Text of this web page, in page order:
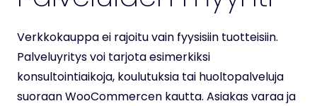
Verkkokauppa ei rajoitu vain fyysisiin tuotteisiin.
Palveluyritys voi tarjota esimerkiksi
konsultointiaikoja, koulutuksia tai huoltopalveluja
suoraan WooCommercen kautta. Asiakas varaa ja